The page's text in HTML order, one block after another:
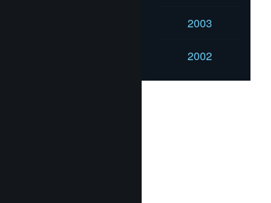
2003
2002